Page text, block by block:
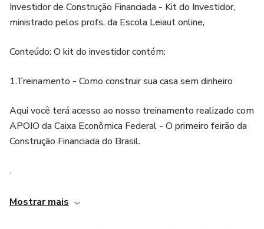
Investidor de Construção Financiada - Kit do Investidor,
ministrado pelos profs. da Escola Leiaut online,
Conteúdo: O kit do investidor contém:
1.Treinamento - Como construir sua casa sem dinheiro
Aqui você terá acesso ao nosso treinamento realizado com
APOIO da Caixa Econômica Federal - O primeiro feirão da
Construção Financiada do Brasil.
.
São 7 aulas onde você entenderá todos os detalhes sobre
Mostrar mais